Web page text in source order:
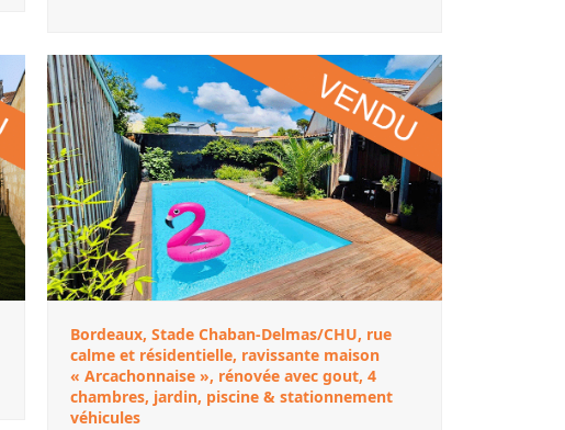
Bordeaux, Stade Chaban-Delmas/CHU, rue
calme et résidentielle, ravissante maison
« Arcachonnaise », rénovée avec gout, 4
chambres, jardin, piscine & stationnement
véhicules